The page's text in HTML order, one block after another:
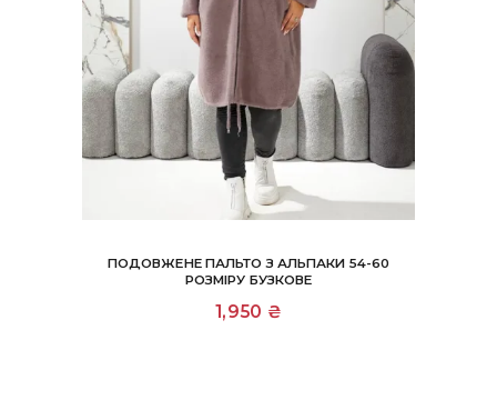
ПОДОВЖЕНЕ ПАЛЬТО З АЛЬПАКИ 54-60
РОЗМІРУ БУЗКОВЕ
1,950 ₴